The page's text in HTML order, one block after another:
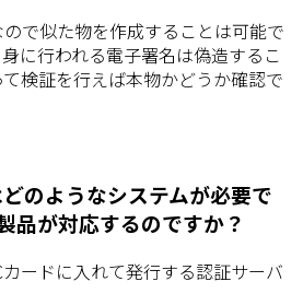
で似た物を作成することは可能で
に行われる電子署名は偽造するこ
検証を行えば本物かどうか確認で
のようなシステムが必要で
品が対応するのですか？
ードに入れて発行する認証サーバ